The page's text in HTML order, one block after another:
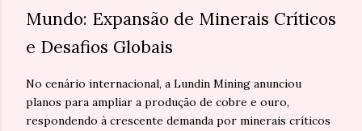
Mundo: Expansão de Minerais Críticos
e Desafios Globais
No cenário internacional, a Lundin Mining anunciou
planos para ampliar a produção de cobre e ouro,
respondendo à crescente demanda por minerais críticos